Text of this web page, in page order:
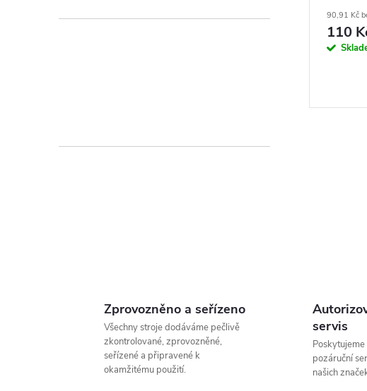
k
u
90,91 Kč
110
a
c
í
Zprovozněno a seřízeno
Všechny stroje dodáváme pečlivě
zkontrolované, zprovozněné,
seřízené a připravené k
okamžitému použití.
servis
pozáruční
našich